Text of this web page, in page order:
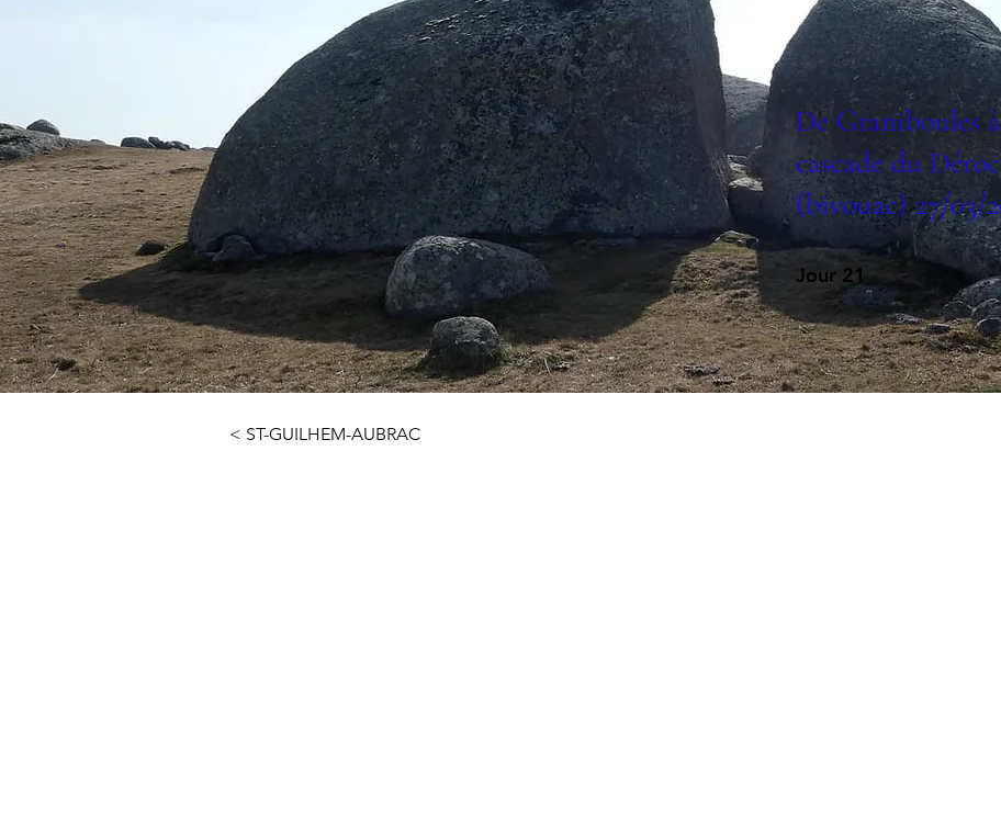
De Graniboules
cascade du Déroc
(bivouac) 27/03/
Jour 21
< ST-GUILHEM-AUBRAC